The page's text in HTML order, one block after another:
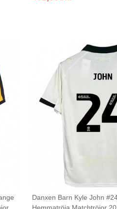
Danxen Barn Kyle John